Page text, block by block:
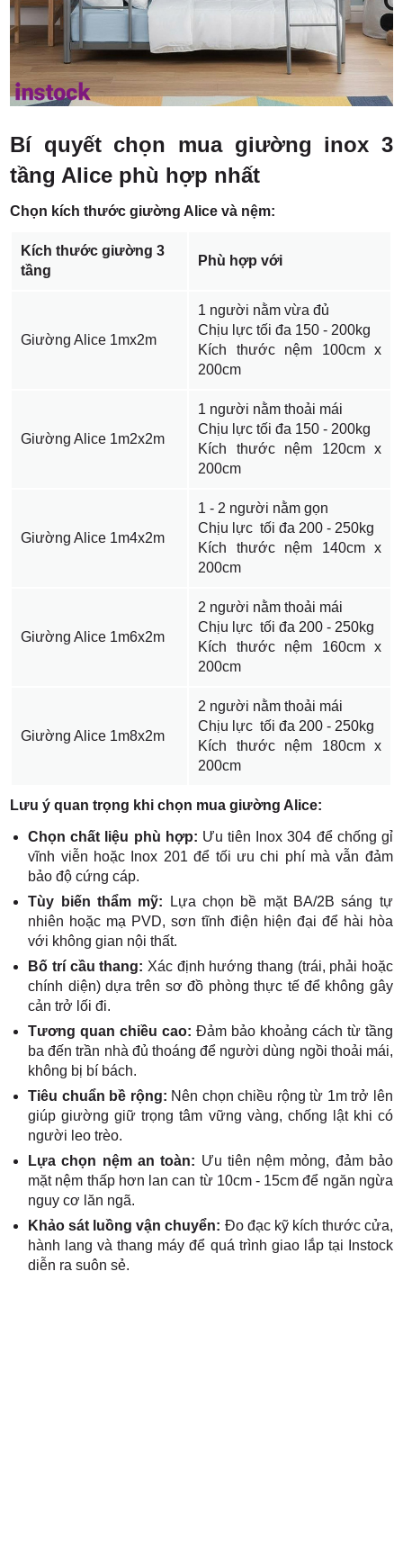
Bí quyết chọn mua giường inox 3
tầng Alice phù hợp nhất
Chọn kích thước giường Alice và nệm:
Kích thước giường 3
tầng
Phù hợp với
Giường Alice 1mx2m
1 người nằm vừa đủ
Chịu lực tối đa 150 - 200kg
Kích thước nệm 100cm x
200cm
Giường Alice 1m2x2m
1 người nằm thoải mái
Chịu lực tối đa 150 - 200kg
Kích thước nệm 120cm x
200cm
Giường Alice 1m4x2m
1 - 2 người nằm gọn
Chịu lực tối đa 200 - 250kg
Kích thước nệm 140cm x
200cm
Giường Alice 1m6x2m
2 người nằm thoải mái
Chịu lực tối đa 200 - 250kg
Kích thước nệm 160cm x
200cm
Giường Alice 1m8x2m
2 người nằm thoải mái
Chịu lực tối đa 200 - 250kg
Kích thước nệm 180cm x
200cm
Lưu ý quan trọng khi chọn mua giường Alice:
Chọn chất liệu phù hợp: Ưu tiên Inox 304 để chống gỉ
vĩnh viễn hoặc Inox 201 để tối ưu chi phí mà vẫn đảm
bảo độ cứng cáp.
Tùy biến thẩm mỹ:
Lựa chọn bề mặt BA/2B sáng tự
nhiên hoặc mạ PVD, sơn tĩnh điện hiện đại để hài hòa
với không gian nội thất.
Bố trí cầu thang: Xác định hướng thang (trái, phải hoặc
chính diện) dựa trên sơ đồ phòng thực tế để không gây
cản trở lối đi.
Tương quan chiều cao: Đảm bảo khoảng cách từ tầng
ba đến trần nhà đủ thoáng để người dùng ngồi thoải mái,
không bị bí bách.
Tiêu chuẩn bề rộng: Nên chọn chiều rộng từ 1m trở lên
giúp giường giữ trọng tâm vững vàng, chống lật khi có
người leo trèo.
Lựa chọn nệm an toàn: Ưu tiên nệm mỏng, đảm bảo
mặt nệm thấp hơn lan can từ 10cm - 15cm để ngăn ngừa
nguy cơ lăn ngã.
Khảo sát luồng vận chuyển: Đo đạc kỹ kích thước cửa,
hành lang và thang máy để quá trình giao lắp tại Instock
diễn ra suôn sẻ.